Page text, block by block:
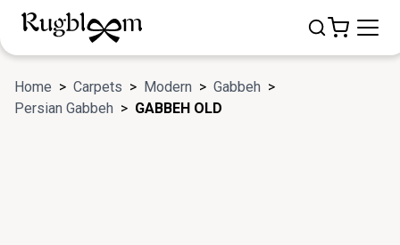
Home > Carpets > Modern > Gabbeh >
Persian Gabbeh > GABBEH OLD